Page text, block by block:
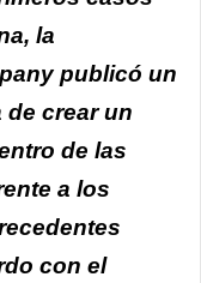
la
publicó un
crear un
de las
a los
con el